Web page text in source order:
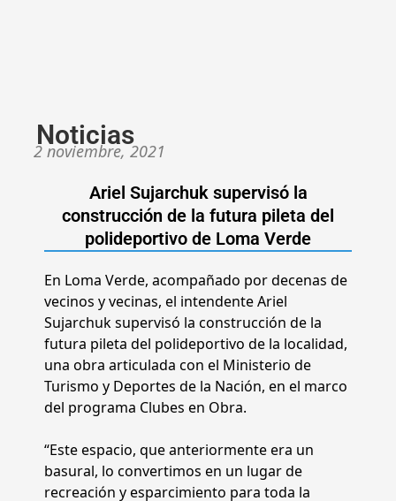
Noticias
2 noviembre, 2021
Ariel Sujarchuk supervisó la
construcción de la futura pileta del
polideportivo de Loma Verde
En Loma Verde, acompañado por decenas de
vecinos y vecinas, el intendente Ariel
Sujarchuk supervisó la construcción de la
futura pileta del polideportivo de la localidad,
una obra articulada con el Ministerio de
Turismo y Deportes de la Nación, en el marco
del programa Clubes en Obra.
“Este espacio, que anteriormente era un
basural, lo convertimos en un lugar de
recreación y esparcimiento para toda la